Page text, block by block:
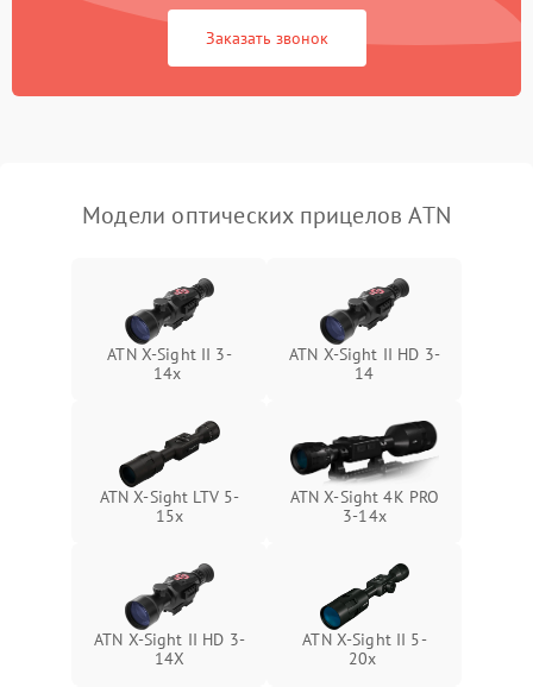
защиты от замыкания
1000 ₽
защиты от перегрева
Заказать звонок
Модели оптических прицелов ATN
ATN X-Sight II 3-
14x
ATN X-Sight II HD 3-
14
ATN X-Sight LTV 5-
15x
ATN X-Sight 4K PRO
3-14x
ATN X-Sight II HD 3-
14X
ATN X-Sight II 5-
20x